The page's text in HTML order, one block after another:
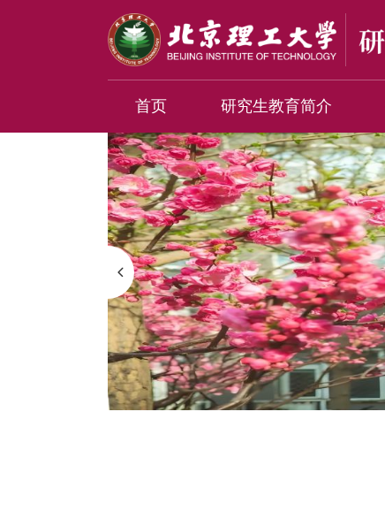
首页 研究生教育简介